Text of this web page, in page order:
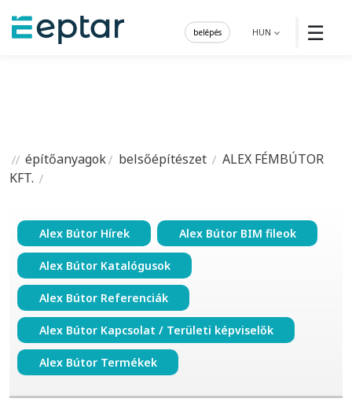
☰
HUN
belépés
építőanyagok belsőépítészet
ALEX FÉMBÚTOR
KFT.
Alex Bútor Hírek Alex Bútor BIM fileok
Alex Bútor Katalógusok
Alex Bútor Referenciák
Alex Bútor Kapcsolat / Területi képviselők
Alex Bútor Termékek